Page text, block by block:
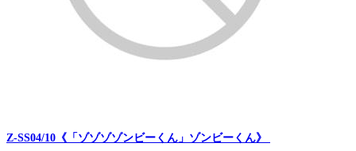
Z-SS04/10《「ゾゾゾゾンビーくん」ゾンビーくん》